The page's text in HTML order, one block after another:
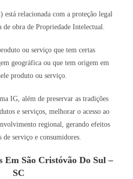
relacionada com a proteção legal
de obra de Propriedade Intelectual.
ou serviço que tem certas
geográfica ou que tem origem em
produto ou serviço.
IG, além de preservar as tradições
e serviços, melhorar o acesso ao
regional, gerando efeitos
de serviço e consumidores.
Em São Cristóvão Do Sul –
SC